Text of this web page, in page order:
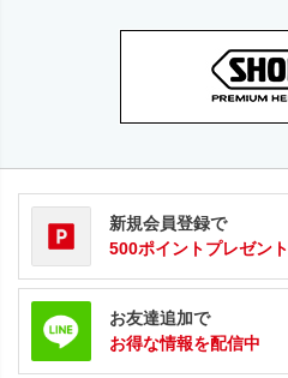
新規会員登録で
500ポイントプレゼント
お友達追加で
お得な情報を配信中